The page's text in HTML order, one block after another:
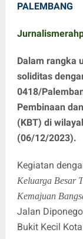
PALEMBANG
Dalam rangka
soliditas
0418/
Pembinaan
(KBT) di
(06/12/2023).
Kegiatan
Keluarga Besar
Kemajuan
Jalan
Bukit Kecil